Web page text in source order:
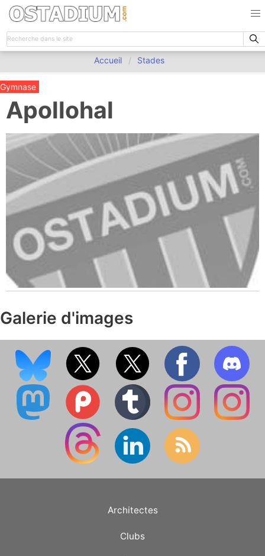
Accueil Stades
Gymnase
Apollohal
Galerie d'images
Architectes
Clubs